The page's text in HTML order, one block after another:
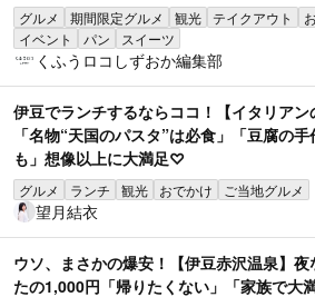
グルメ 期間限定グルメ 観光 テイクアウト
イベント
パン スイーツ
くふうロコしずおか編集部
伊豆でランチするならココ！【イタリアン
「名物“天国のパスタ”は必食」「豆腐の
も」想像以上に大満足♡
グルメ ランチ 観光 おでかけ ご当地グルメ
望月結衣
ウソ、まさかの爆安！【伊豆赤沢温泉】夜
たの1,000円「帰りたくない」「家族で大